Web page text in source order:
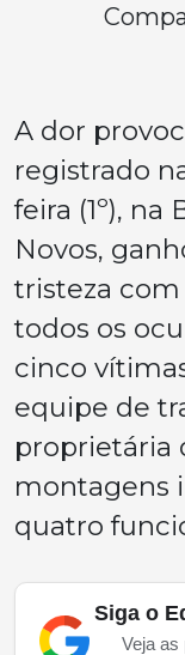
A dor
registrado
feira (1º), na
Novos,
tristeza
todos os
cinco
equipe de
proprietária
montagens
quatro
Siga o
Veja as